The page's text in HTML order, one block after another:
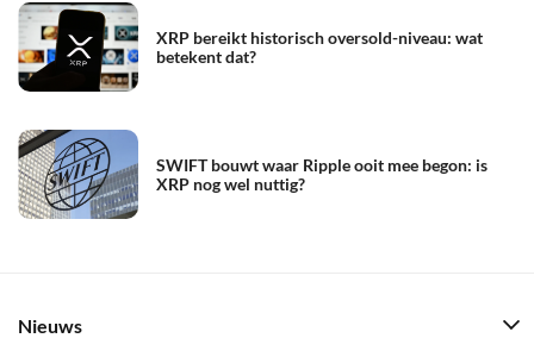
XRP bereikt historisch oversold-niveau: wat
betekent dat?
SWIFT bouwt waar Ripple ooit mee begon: is
XRP nog wel nuttig?
Nieuws